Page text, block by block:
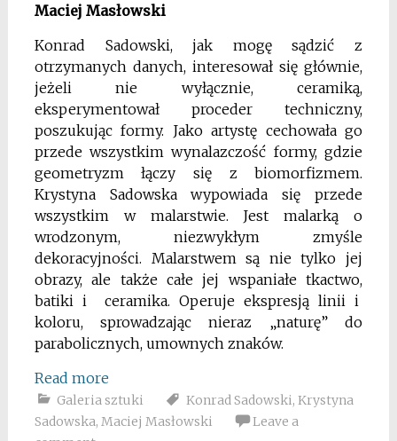
Maciej Masłowski
Konrad Sadowski, jak mogę sądzić z
otrzymanych danych, interesował się głównie,
jeżeli nie wyłącznie, ceramiką,
eksperymentował proceder techniczny,
poszukując formy. Jako artystę cechowała go
przede wszystkim wynalazczość formy, gdzie
geometryzm łączy się z biomorfizmem.
Krystyna Sadowska wypowiada się przede
wszystkim w malarstwie. Jest malarką o
wrodzonym, niezwykłym zmyśle
dekoracyjności. Malarstwem są nie tylko jej
obrazy, ale także całe jej wspaniałe tkactwo,
batiki i ceramika. Operuje ekspresją linii i
koloru, sprowadzając nieraz „naturę” do
parabolicznych, umownych znaków.
Read more
Galeria sztuki Konrad Sadowski, Krystyna
Sadowska, Maciej Masłowski
Leave a